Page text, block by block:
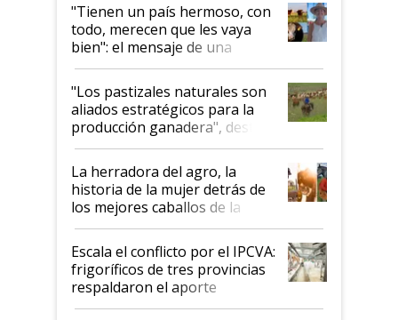
"Tienen un país hermoso, con
todo, merecen que les vaya
bien": el mensaje de una
ganadera uruguaya sobre las
oportunidades que se abren
para el agro en Argentina, con
foco en la carne
"Los pastizales naturales son
aliados estratégicos para la
producción ganadera", destaca
la iniciativa que ya reúne a 46
establecimientos en Argentina
La herradora del agro, la
historia de la mujer detrás de
los mejores caballos de la
Argentina y los mitos que
todavía hacen sufrir a estos
animales: "Mientras me
descalificaban, yo seguí
haciendo currículum"
Escala el conflicto por el IPCVA:
frigoríficos de tres provincias
respaldaron el aporte
obligatorio